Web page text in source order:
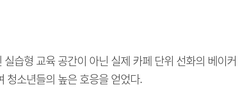
습형 교육 공간이 아닌 실제 카페 단위 선화의 베이커
청소년들의 높은 호응을 얻었다.